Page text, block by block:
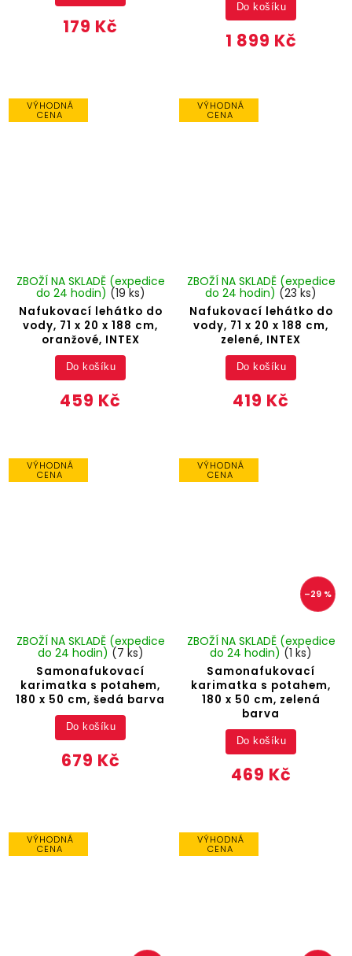
179 Kč
1 899 Kč
Do košíku
VÝHODNÁ
CENA
Nafukovací lehátko do
vody, 71 x 20 x 188 cm,
oranžové, INTEX
ZBOŽÍ NA SKLADĚ (expedice
do 24 hodin) (19 ks)
459 Kč
Do košíku
VÝHODNÁ
CENA
Nafukovací lehátko do
vody, 71 x 20 x 188 cm,
zelené, INTEX
ZBOŽÍ NA SKLADĚ (expedice
do 24 hodin) (23 ks)
419 Kč
Do košíku
VÝHODNÁ
CENA
Samonafukovací
karimatka s potahem,
180 x 50 cm, šedá barva
ZBOŽÍ NA SKLADĚ (expedice
do 24 hodin) (7 ks)
679 Kč
Do košíku
VÝHODNÁ
CENA
–29 %
Samonafukovací
karimatka s potahem,
180 x 50 cm, zelená
barva
ZBOŽÍ NA SKLADĚ (expedice
do 24 hodin)(1 ks)
469 Kč
Do košíku
VÝHODNÁ
CENA
VÝHODNÁ
CENA